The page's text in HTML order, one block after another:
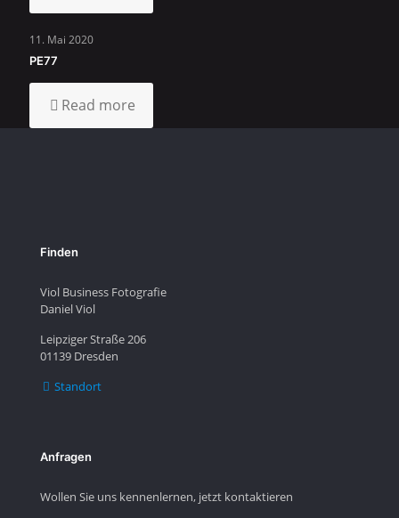
11. Mai 2020
PE77
Read more
Finden
Viol Business Fotografie
Daniel Viol
Leipziger Straße 206
01139 Dresden
Standort
Anfragen
Wollen Sie uns kennenlernen, jetzt kontaktieren